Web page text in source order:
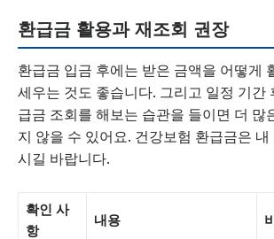
환급금 활용과 재조회 권장
환급금 입금 후에는 받은 금액을 어떻게
세우는 것도 좋습니다. 그리고 일정 기간
급금 조회를 해보는 습관을 들이면 더 많
지 않을 수 있어요. 건강보험 환급금은
시길 바랍니다.
확인 사
항
내용